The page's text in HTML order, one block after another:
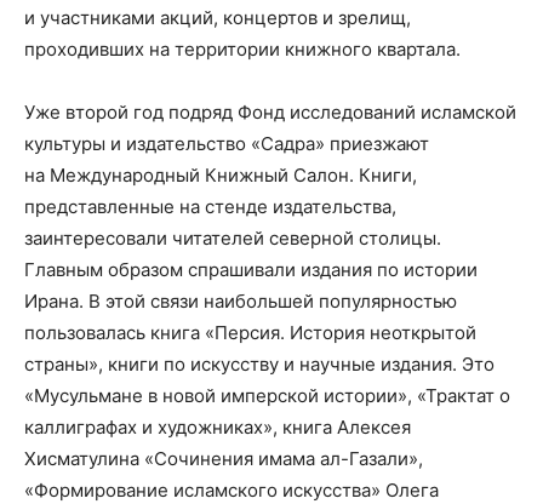
и участниками акций, концертов и зрелищ,
проходивших на территории книжного квартала.
Уже второй год подряд Фонд исследований исламской
культуры и издательство «Садра» приезжают
на Международный Книжный Салон. Книги,
представленные на стенде издательства,
заинтересовали читателей северной столицы.
Главным образом спрашивали издания по истории
Ирана. В этой связи наибольшей популярностью
пользовалась книга «Персия. История неоткрытой
страны», книги по искусству и научные издания. Это
«Мусульмане в новой имперской истории», «Трактат о
каллиграфах и художниках», книга Алексея
Хисматулина «Сочинения имама ал-Газали»,
«Формирование исламского искусства» Олега